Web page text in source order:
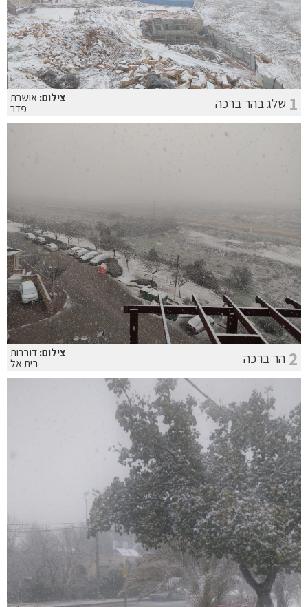
1 שלג בהר ברכה צילום:אושרת
פדר
2 הר ברכה צילום:דוברות
בית אל